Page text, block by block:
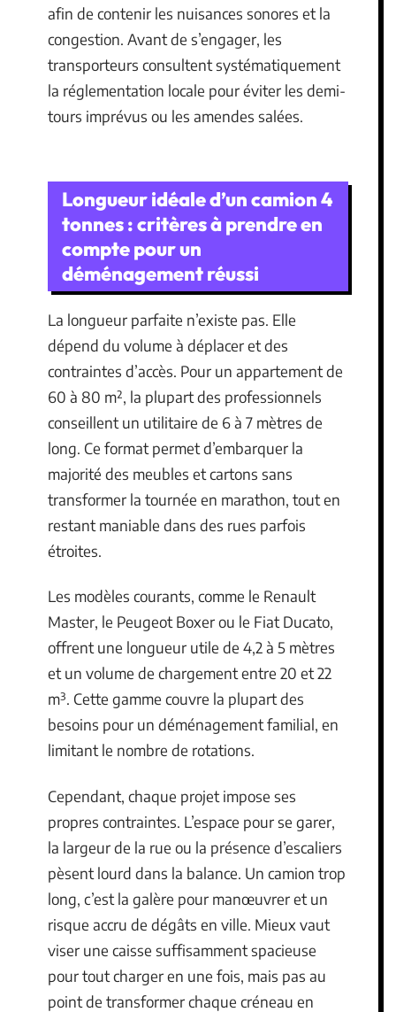
afin de contenir les nuisances sonores et la
congestion. Avant de s’engager, les
transporteurs consultent systématiquement
la réglementation locale pour éviter les demi-
tours imprévus ou les amendes salées.
Longueur idéale d’un camion 4
tonnes : critères à prendre en
compte pour un
déménagement réussi
La longueur parfaite n’existe pas. Elle
dépend du volume à déplacer et des
contraintes d’accès. Pour un appartement de
60 à 80 m², la plupart des professionnels
conseillent un utilitaire de 6 à 7 mètres de
long. Ce format permet d’embarquer la
majorité des meubles et cartons sans
transformer la tournée en marathon, tout en
restant maniable dans des rues parfois
étroites.
Les modèles courants, comme le Renault
Master, le Peugeot Boxer ou le Fiat Ducato,
offrent une longueur utile de 4,2 à 5 mètres
et un volume de chargement entre 20 et 22
m³. Cette gamme couvre la plupart des
besoins pour un déménagement familial, en
limitant le nombre de rotations.
Cependant, chaque projet impose ses
propres contraintes. L’espace pour se garer,
la largeur de la rue ou la présence d’escaliers
pèsent lourd dans la balance. Un camion trop
long, c’est la galère pour manœuvrer et un
risque accru de dégâts en ville. Mieux vaut
viser une caisse suffisamment spacieuse
pour tout charger en une fois, mais pas au
point de transformer chaque créneau en